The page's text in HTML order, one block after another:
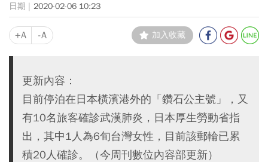
2020-02-06 10:23
+A -A 加入收藏
更新內容：
目前停泊在日本橫濱港外的「鑽石公主號」，又
有10名旅客確診武漢肺炎，日本厚生勞動省指
出，其中1人為6旬台灣女性，目前該郵輪已累
積20人確診。（今周刊數位內容部更新）